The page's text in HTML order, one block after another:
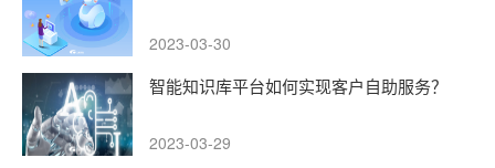
2023-03-30
智能知识库平台如何实现客户自助服务？
2023-03-29